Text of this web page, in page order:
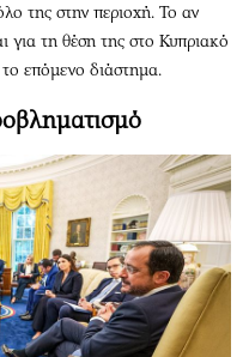
της στην περιοχή. Το αν
για τη θέση της στο Κυπριακό
το επόμενο διάστημα.